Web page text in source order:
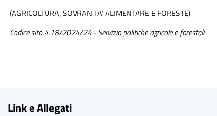
(AGRICOLTURA, SOVRANITA’ ALIMENTARE E FORESTE)
Codice sito 4.18/2024/24 - Servizio politiche agricole e forestali
Link e Allegati